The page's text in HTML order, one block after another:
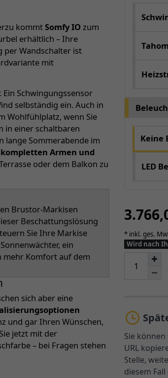
kommtSomfy IO zum
erhältlich – Ihre
per Wandschalter ist
mit
Schwingungssensor
selbständig ein. Auch in
Wohlfühlplatz, wenn Sie
in einer schaltbaren
lange Sommerabende im
Armen und
oder dem Balkon zu
Brustor-Markisen
Beschattungslösung
Sie Ihre Markise
ein
mehr Komfort auf dem
sich aber eine
und gar Ihren Wünschen,
jetzt mit der
– bei Fragen stehen
Keine
LED
* inkl. ges.
Wird nach
Sie
URL
Stelle,
diesem